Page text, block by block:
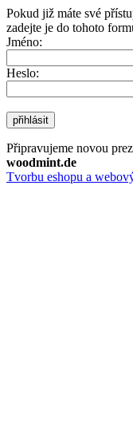
Pokud již máte své
zadejte je do tohoto
Jméno:
Heslo:
přihlásit
Připravujeme novou
woodmint.de
Tvorbu eshopu a